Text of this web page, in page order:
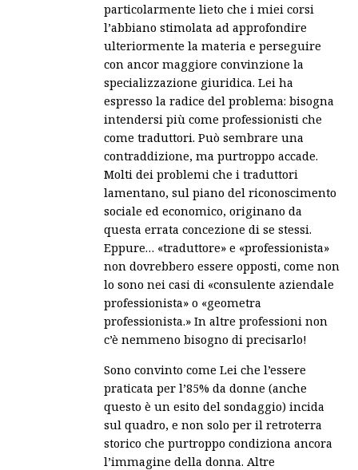
particolarmente lieto che i miei corsi
l’abbiano stimolata ad approfondire
ulteriormente la materia e perseguire
con ancor maggiore convinzione la
specializzazione giuridica. Lei ha
espresso la radice del problema: bisogna
intendersi più come professionisti che
come traduttori. Può sembrare una
contraddizione, ma purtroppo accade.
Molti dei problemi che i traduttori
lamentano, sul piano del riconoscimento
sociale ed economico, originano da
questa errata concezione di se stessi.
Eppure… «traduttore» e «professionista»
non dovrebbero essere opposti, come non
lo sono nei casi di «consulente aziendale
professionista» o «geometra
professionista.» In altre professioni non
c’è nemmeno bisogno di precisarlo!
Sono convinto come Lei che l’essere
praticata per l’85% da donne (anche
questo è un esito del sondaggio) incida
sul quadro, e non solo per il retroterra
storico che purtroppo condiziona ancora
l’immagine della donna. Altre